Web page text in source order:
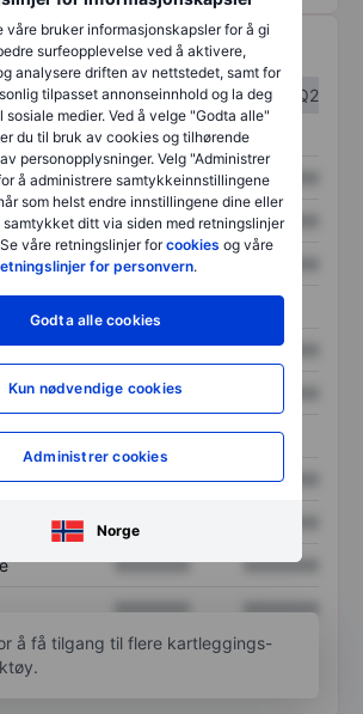
våre bruker informasjonskapsler for å gi
surfeopplevelse ved å aktivere,
analysere driften av nettstedet, samt for
tilpasset annonseinnhold og la deg
sosiale medier. Ved å velge "Godta alle"
du til bruk av cookies og tilhørende
personopplysninger. Velg "Administrer
å administrere samtykkeinnstillingene
som helst endre innstillingene dine eller
ditt via siden med retningslinjer
våre retningslinjer forcookies og våre
for personvern.
Godta alle cookies
Kun nødvendige cookies
Administrer cookies
Norge
Q1
Q2
XXXXXXX XXXXXXX
XXXXXXX XXXXXXX
XXXXXXX
XXXXXXX XXXXXXX
XXXXXXX
XXXXXXX XXXXXXX
XXXXXXX XXXXXXX
XXXXXXX
XXXXXXX
å få tilgang til flere kartleggings-